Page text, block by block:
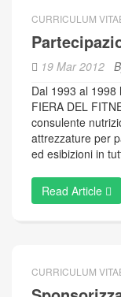
CURRICULUM
19 Mar 2012
Dal 1993 al
FIERA DEL
consulente
attrezzature per
ed esibizioni in
Read Article
CURRICULUM